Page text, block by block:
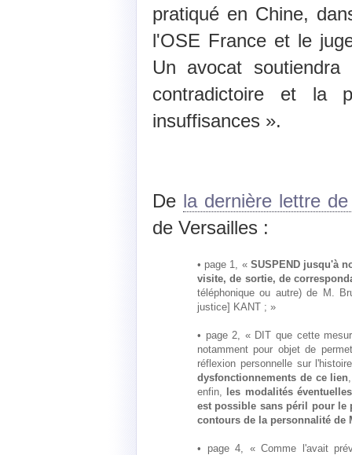
pratiqué en Chine,
l'OSE France et le
Un avocat
contradictoire et la
insuffisances ».
De la dernière lettre
de Versailles :
• page 1, « SUSPEND jusqu'à
visite, de sortie, de
téléphonique ou autre) de M.
justice] KANT ; »
• page 2, « DIT que cette
notamment pour objet de
réflexion personnelle sur
dysfonctionnements de ce lien
enfin,
les modalités
est possible sans péril pour le
contours de la personnalité de
• page 4, « Comme l'avait